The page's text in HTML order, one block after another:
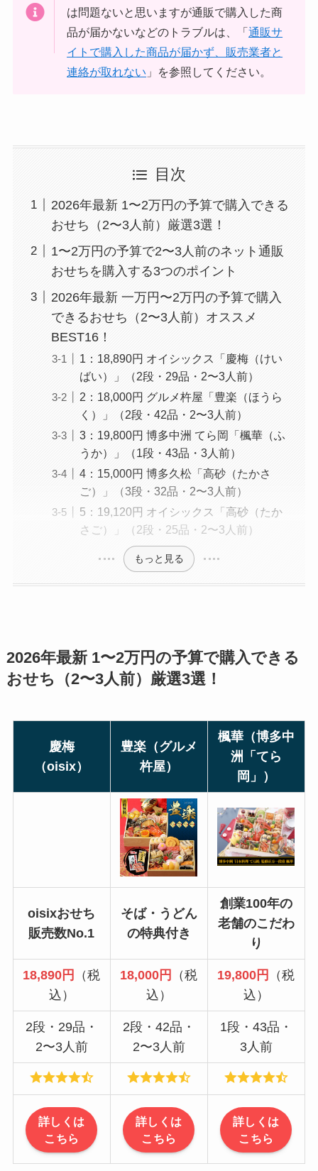
は問題ないと思いますが通販で購入した商
品が届かないなどのトラブルは、「通販サ
イトで購入した商品が届かず、販売業者と
連絡が取れない 」を参照してください。
目次
2026年最新 1〜2万円の予算で購入できる
おせち（2〜3人前）厳選3選！
1〜2万円の予算で2〜3人前のネット通販
おせちを購入する3つのポイント
2026年最新 一万円〜2万円の予算で購入
できるおせち（2〜3人前）オススメ
BEST16！
1：18,890円 オイシックス「慶梅（けい
ばい）」（2段・29品・2〜3人前）
2：18,000円 グルメ杵屋「豊楽（ほうら
く）」（2段・42品・2〜3人前）
3：19,800円 博多中洲 てら岡「楓華（ふ
うか）」（1段・43品・3人前）
4：15,000円 博多久松「高砂（たかさ
ご）」（3段・32品・2〜3人前）
5：19,120円 オイシックス「高砂（たか
さご）」（2段・25品・2〜3人前）
もっと見る
2026年最新 1〜2万円の予算で購入できる
おせち（2〜3人前）厳選3選！
慶梅
（oisix）
豊楽（グルメ
杵屋）
楓華（博多中
洲「てら
岡」）
oisixおせち
販売数No.1
そば・うどん
の特典付き
創業100年の
老舗のこだわ
り
18,890円
（税
込）
18,000円
（税
込）
19,800円
（税
込）
2段・29品・
2〜3人前
2段・42品・
2〜3人前
1段・43品・
3人前
詳しくは
こちら
詳しくは
こちら
詳しくは
こちら